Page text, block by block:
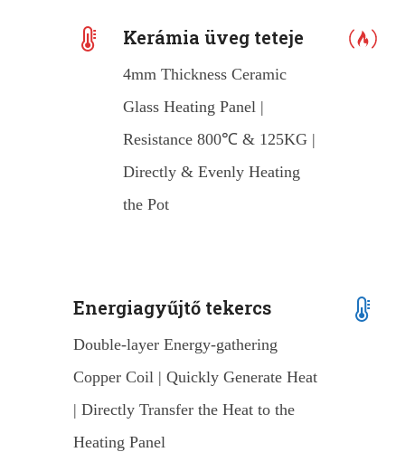
Kerámia üveg teteje
4mm Thickness Ceramic
Glass Heating Panel |
Resistance 800℃ & 125KG |
Directly & Evenly Heating
the Pot
Energiagyűjtő tekercs
Double-layer Energy-gathering
Copper Coil | Quickly Generate Heat
| Directly Transfer the Heat to the
Heating Panel